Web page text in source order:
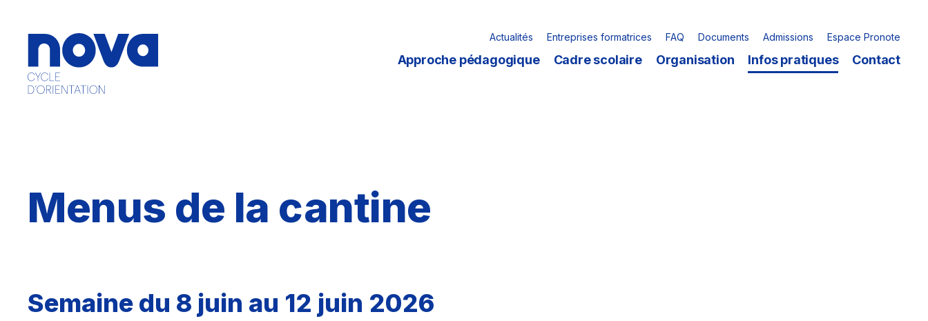
Actualités Entreprises formatrices FAQ Documents Admissions Espace Pronote
Approche pédagogique Cadre scolaire Organisation Infos pratiques Contact
Menus de la cantine
Semaine du 8 juin au 12 juin 2026